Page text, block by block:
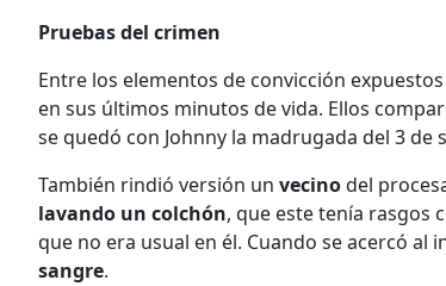
Pruebas del crimen
Entre los elementos de convicción
en sus últimos minutos de vida. Ellos
se quedó con Johnny la madrugada del 3 de
También rindió versión un vecinodel
lavando un colchón, que este tenía rasgos
que no era usual en él. Cuando se acercó
sangre.